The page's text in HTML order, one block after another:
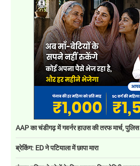
AAP का चंडीगढ़ में गवर्नर हाउस की तरफ मार्च,
ब्रेकिंग: ED ने पटियाला में छापा मारा